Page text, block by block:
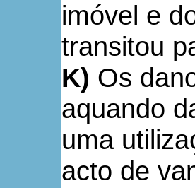
imóvel e
transitou
K) Os
aquando
uma
acto de